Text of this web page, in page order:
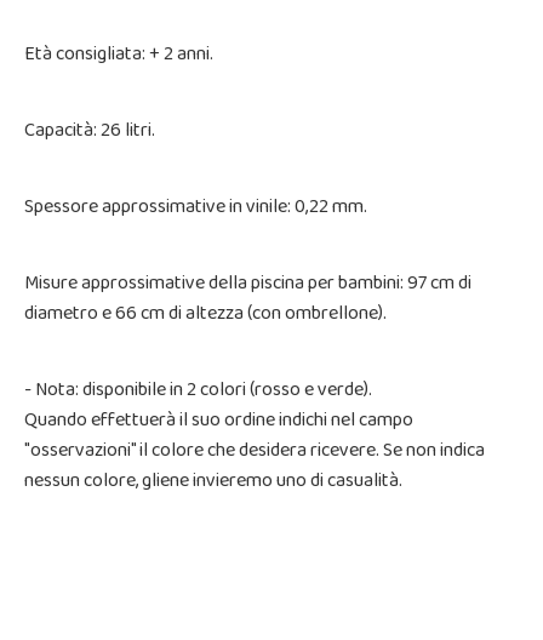
Età consigliata: + 2 anni.
Capacità: 26 litri.
Spessore approssimative in vinile: 0,22 mm.
Misure approssimative della piscina per bambini: 97 cm di
diametro e 66 cm di altezza (con ombrellone).
- Nota: disponibile in 2 colori (rosso e verde).
Quando effettuerà il suo ordine indichi nel campo
"osservazioni" il colore che desidera ricevere. Se non indica
nessun colore, gliene invieremo uno di casualità.